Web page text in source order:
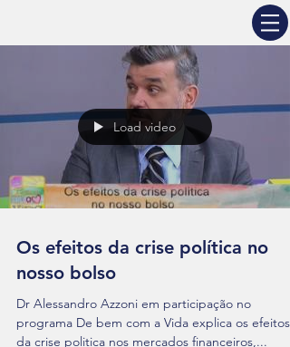
Load video
Os efeitos da crise política no
nosso bolso
Dr Alessandro Azzoni em participação no
programa De bem com a Vida explica os efeitos
da crise politica nos mercados financeiros,...